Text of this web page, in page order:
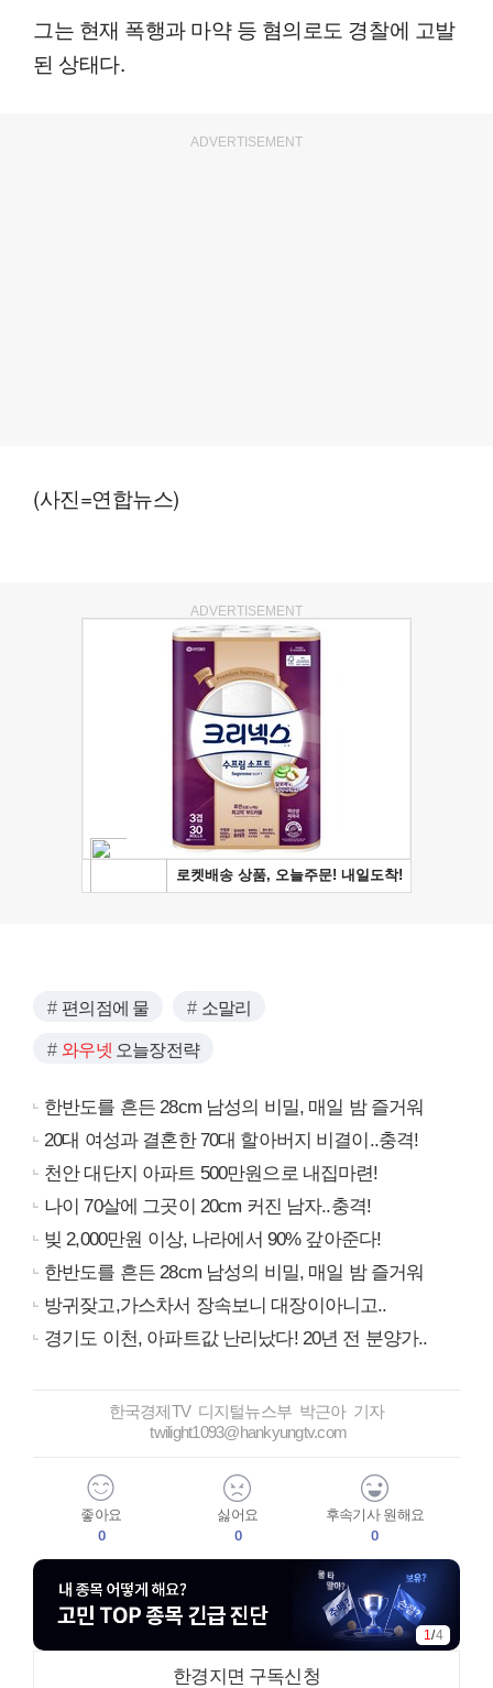
그는 현재 폭행과 마약 등 혐의로도 경찰에 고발
된 상태다.
ADVERTISEMENT
(사진=연합뉴스)
ADVERTISEMENT
편의점에 물 소말리
와우넷 오늘장전략
한반도를 흔든 28cm 남성의 비밀, 매일 밤 즐거워
20대 여성과 결혼한 70대 할아버지 비결이..충격!
천안 대단지 아파트 500만원으로 내집마련!
나이 70살에 그곳이 20cm 커진 남자..충격!
빚 2,000만원 이상, 나라에서 90% 갚아준다!
한반도를 흔든 28cm 남성의 비밀, 매일 밤 즐거워
방귀잦고,가스차서 장속보니 대장이아니고..
경기도 이천, 아파트값 난리났다! 20년 전 분양가..
한국경제TV 디지털뉴스부 박근아 기자
twilight1093@hankyungtv.com
좋아요
0
싫어요
0
후속기사 원해요
0
1/4
한경지면 구독신청